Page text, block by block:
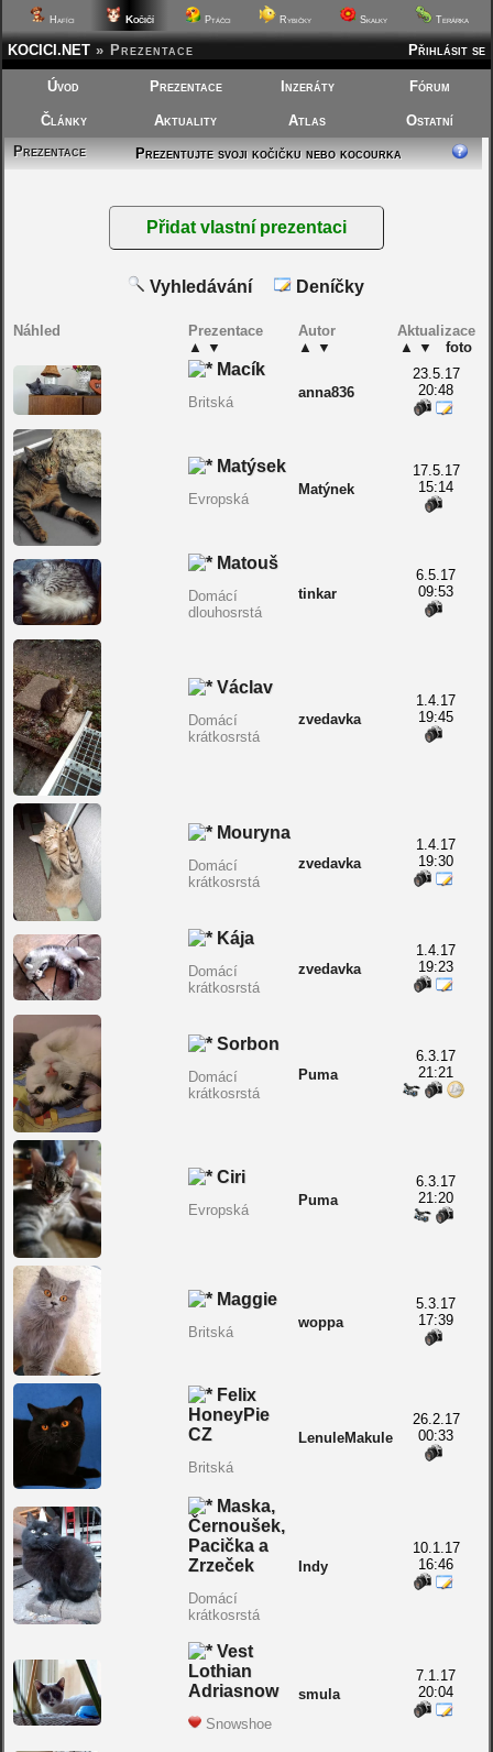
Hafíci Kočičí Ptáčci Rybičky Skalky Terárka
Přihlásit se
KOCICI.NET » Prezentace
Úvod Prezentace Inzeráty Fórum
Články Aktuality Atlas
Ostatní
Prezentace
Prezentujte svoji kočičku nebo kocourka
Vyhledávání Deníčky
Náhled
Prezentace
▲ ▼
Autor
▲ ▼
Aktualizace
▲ ▼ foto
Macík
Britská
anna836
23.5.17
20:48
Matýsek
Evropská
Matýnek
17.5.17
15:14
Matouš
Domácí
dlouhosrstá
tinkar
6.5.17
09:53
Václav
Domácí
krátkosrstá
zvedavka
1.4.17
19:45
Mouryna
Domácí
krátkosrstá
zvedavka
1.4.17
19:30
Kája
Domácí
krátkosrstá
zvedavka
1.4.17
19:23
Sorbon
Domácí
krátkosrstá
Puma
6.3.17
21:21
Ciri
Evropská
Puma
6.3.17
21:20
Maggie
Britská
woppa
5.3.17
17:39
Felix
HoneyPie
CZ
Britská
LenuleMakule
26.2.17
00:33
Maska,
Černoušek,
Pacička a
Zrzeček
Domácí
krátkosrstá
Indy
10.1.17
16:46
Vest
Lothian
Adriasnow
Snowshoe
smula
7.1.17
20:04